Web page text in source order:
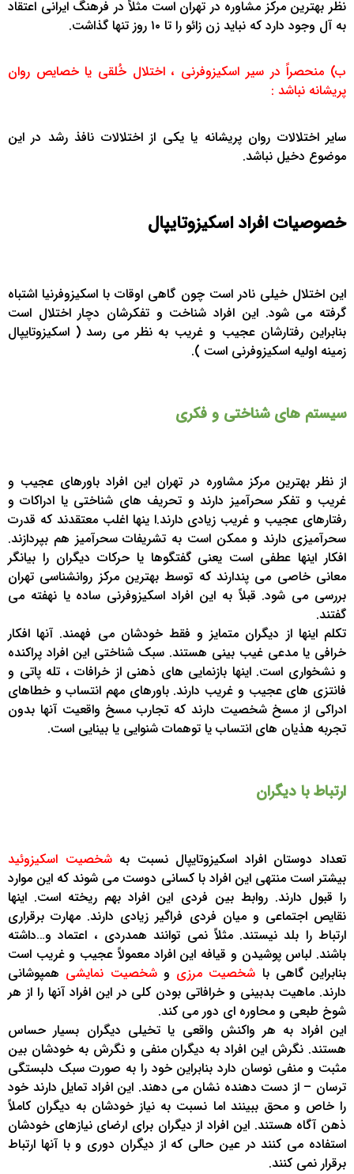
نظر بهترین مرکز مشاوره در تهران است مثلاً در فرهنگ ایرانی اعتقاد
به آل وجود دارد که نباید زن زائو را تا ۱۰ روز تنها گذاشت.
ب) منحصراً در سیر اسکیزوفرنی ، اختلال خُلقی یا خصایص روان
پریشانه نباشد :
سایر اختلالات روان پریشانه یا یکی از اختلالات نافذ رشد در این
موضوع دخیل نباشد.
خصوصیات افراد اسکیزوتایپال
این اختلال خیلی نادر است چون گاهی اوقات با اسکیزوفرنیا اشتباه
گرفته می شود. این افراد شناخت و تفکرشان دچار اختلال است
بنابراین رفتارشان عجیب و غریب به نظر می رسد ( اسکیزوتایپال
زمینه اولیه اسکیزوفرنی است ).
سیستم های شناختی و فکری
از نظر بهترین مرکز مشاوره در تهران این افراد باورهای عجیب و
غریب و تفکر سحرآمیز دارند و تحریف های شناختی یا ادراکات و
رفتارهای عجیب و غریب زیادی دارند.ا ینها اغلب معتقدند که قدرت
سحرآمیزی دارند و ممکن است به تشریفات سحرآمیز هم بپردازند.
افکار اینها عطفی است یعنی گفتگوها یا حرکات دیگران را بیانگر
معانی خاصی می پندارند که توسط بهترین مرکز روانشناسی تهران
بررسی می شود. قبلاً به این افراد اسکیزوفرنی ساده یا نهفته می
گفتند.
تکلم اینها از دیگران متمایز و فقط خودشان می فهمند. آنها افکار
خرافی یا مدعی غیب بینی هستند. سبک شناختی این افراد پراکنده
و نشخواری است. اینها بازنمایی های ذهنی از خرافات ، تله پاتی و
فانتزی های عجیب و غریب دارند. باورهای مهم انتساب و خطاهای
ادراکی از مسخ شخصیت دارند که تجارب مسخ واقعیت آنها بدون
تجربه هذیان های انتساب یا توهمات شنوایی یا بینایی است.
ارتباط با دیگران
تعداد دوستان افراد اسکیزوتایپال نسبت بهشخصیت اسکیزوئید
بیشتر است منتهی این افراد با کسانی دوست می شوند که این موارد
را قبول دارند. روابط بین فردی این افراد بهم ریخته است. اینها
نقایص اجتماعی و میان فردی فراگیر زیادی دارند. مهارت برقراری
ارتباط را بلد نیستند. مثلاً نمی توانند همدردی ، اعتماد و…داشته
باشند. لباس پوشیدن و قیافه این افراد معمولاً عجیب و غریب است
بنابراین گاهی با شخصیت مرزی وشخصیت نمایشی همپوشانی
دارند. ماهیت بدبینی و خرافاتی بودن کلی در این افراد آنها را از هر
شوخ طبعی و محاوره ای دور می کند.
این افراد به هر واکنش واقعی یا تخیلی دیگران بسیار حساس
هستند. نگرش این افراد به دیگران منفی و نگرش به خودشان بین
مثبت و منفی نوسان دارد بنابراین خود را به صورت سبک دلبستگی
ترسان – از دست دهنده نشان می دهند. این افراد تمایل دارند خود
را خاص و محق ببینند اما نسبت به نیاز خودشان به دیگران کاملاً
ذهن آگاه هستند. این افراد از دیگران برای ارضای نیازهای خودشان
استفاده می کنند در عین حالی که از دیگران دوری و با آنها ارتباط
برقرار نمی کنند.